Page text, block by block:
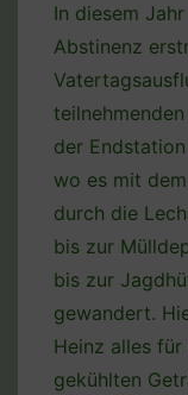
In diesem
Abstinenz
der
wo es mit
durch die
bis zur
bis zur
gewandert.
Heinz alles
gekühlten